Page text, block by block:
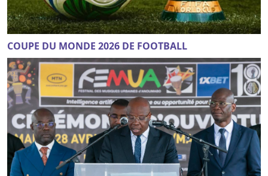
COUPE DU MONDE 2026 DE FOOTBALL